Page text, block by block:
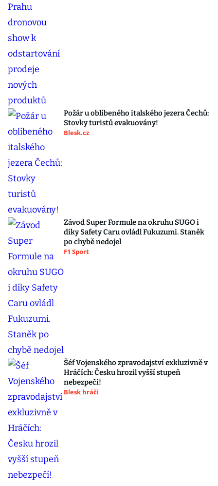
Požár u oblíbeného italského jezera Čechů:
Stovky turistů evakuovány!
Blesk.cz
Závod Super Formule na okruhu SUGO i
díky Safety Caru ovládl Fukuzumi. Staněk
po chybě nedojel
F1 Sport
Šéf Vojenského zpravodajství exkluzivně v
Hráčích: Česku hrozil vyšší stupeň
nebezpečí!
Blesk hráči